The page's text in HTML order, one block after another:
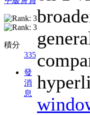
積分
335
發
消
息